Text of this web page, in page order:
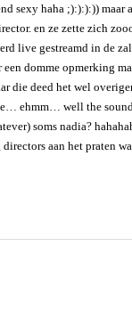
sexy haha ;):):):)) maar
en ze zette zich
live gestreamd in de
domme opmerking
die deed het wel
ehmm… well the
soms nadia?
aan het praten